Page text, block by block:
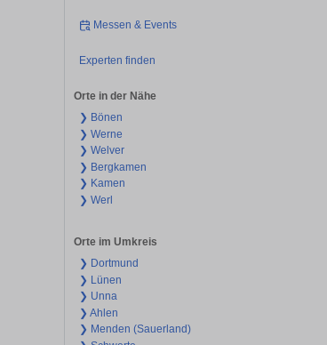
Messen & Events
Experten finden
Orte in der Nähe
❯ Bönen
❯ Werne
❯ Welver
❯ Bergkamen
❯ Kamen
❯ Werl
Orte im Umkreis
❯ Dortmund
❯ Lünen
❯ Unna
❯ Ahlen
❯ Menden (Sauerland)